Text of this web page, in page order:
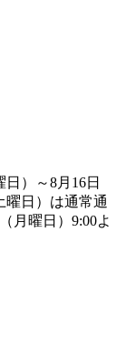
）～8月16日
曜日）は通常通
月曜日）9:00よ